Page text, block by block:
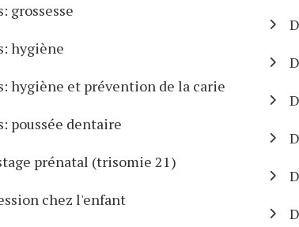
grossesse
hygiène
hygiène et prévention de la carie
poussée dentaire
prénatal (trisomie 21)
chez l'enfant